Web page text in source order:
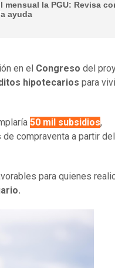
mensual la PGU: Revisa
ayuda
en el Congreso del
hipotecarios para
50 mil subsidios,
compraventa a partir
para quienes